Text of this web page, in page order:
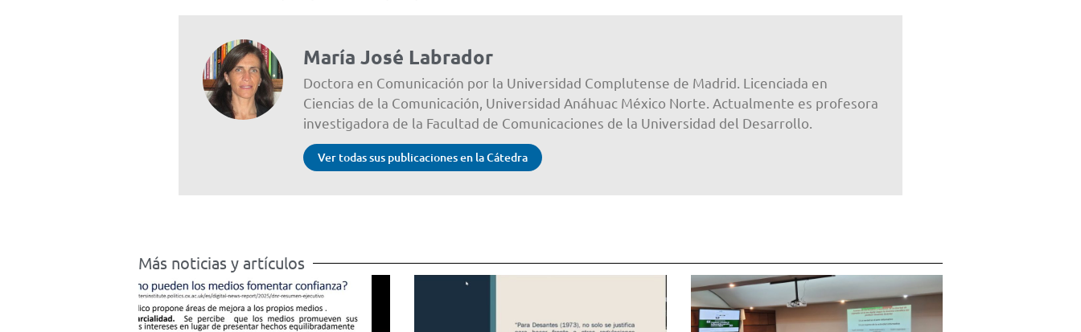
María José Labrador
Doctora en Comunicación por la Universidad Complutense de Madrid. Licenciada en
Ciencias de la Comunicación, Universidad Anáhuac México Norte. Actualmente es profesora
investigadora de la Facultad de Comunicaciones de la Universidad del Desarrollo.
Ver todas sus publicaciones en la Cátedra
Más noticias y artículos